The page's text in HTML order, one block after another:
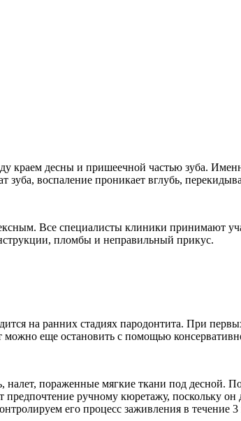
краем десны и пришеечной частью зуба.
воспаление проникает вглубь,
Все специалисты клиники принимают
пломбы и неправильный прикус.
на ранних стадиях пародонтита. При
можно еще остановить с помощью
пораженные мягкие ткани под десной.
ручному кюретажу, поскольку
его процесс заживления в течение